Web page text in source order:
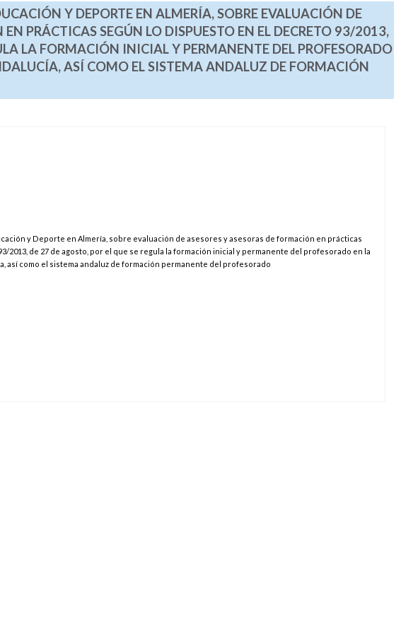
Y DEPORTE EN ALMERÍA, SOBRE EVALUACIÓN DE
PRÁCTICAS SEGÚN LO DISPUESTO EN EL DECRETO 93/2013,
LA FORMACIÓN INICIAL Y PERMANENTE DEL PROFESORADO
ASÍ COMO EL SISTEMA ANDALUZ DE FORMACIÓN
y Deporte en Almería, sobre evaluación de asesores y asesoras de formación en prácticas
2013, de 27 de agosto, por el que se regula la formación inicial y permanente del profesorado en la
así como el sistema andaluz de formación permanente del profesorado